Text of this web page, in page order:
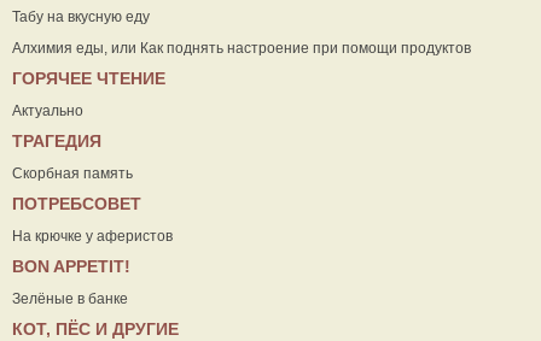
Табу на вкусную еду
Алхимия еды, или Как поднять настроение при помощи продуктов
ГОРЯЧЕЕ ЧТЕНИЕ
Актуально
ТРАГЕДИЯ
Скорбная память
ПОТРЕБСОВЕТ
На крючке у аферистов
ВON APPETIT!
Зелёные в банке
КОТ, ПЁС И ДРУГИЕ